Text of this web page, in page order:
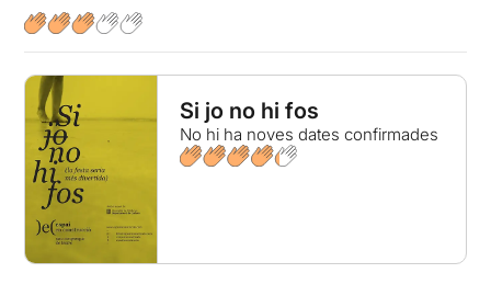
Si jo no hi fos
No hi ha noves dates confirmades